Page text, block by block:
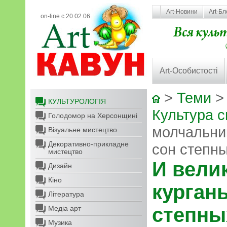
on-line с 20.02.06
Art-Новини Art-
Art-Особистості
КУЛЬТУРОЛОГІЯ
Голодомор на Херсонщині
Візуальне мистецтво
Декоративно-прикладне
мистецтво
Дизайн
Кіно
Література
Медіа арт
Музика
> Теми
Культура
сон
И